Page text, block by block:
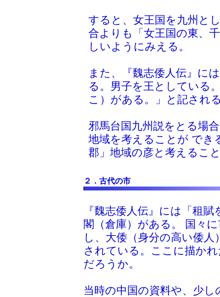
すると、女王国を九州と
合よりも「女王国の東、
しいようにみえる。
また、『魏志倭人伝』に
る。男子を王としている
こ）がある。」と記され
邪馬台国九州説をとる場
地域を考えることが でき
郡」地域の彦と考えるこ
２．古代の市
『魏志倭人伝』には「租
閣（倉庫）がある。 国々
し、大倭（身分の高い倭
されている。ここに描か
だろうか。
当時の中国の資料や、少